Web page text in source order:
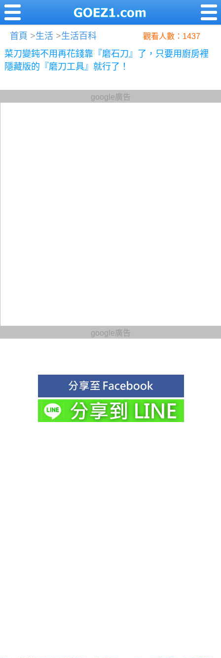
首頁 >生活 >生活百科 觀看人數：1437
菜刀變鈍不用再花錢靠『磨石刀』了，只要用廚房裡
隱藏版的『磨刀工具』就行了！
google廣告
google廣告